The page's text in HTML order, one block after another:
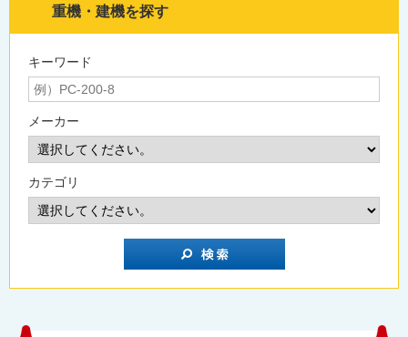
重機・建機を探す
キーワード
メーカー
カテゴリ